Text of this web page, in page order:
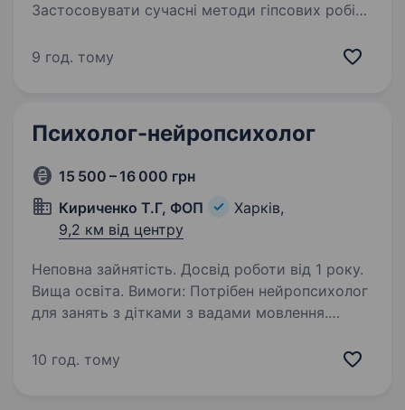
Застосовувати сучасні методи гіпсових робіт
хребті, а також при ортопедичних
9 год. тому
Психолог-нейропсихолог
15 500 – 16 000 грн
Кириченко Т.Г, ФОП
Харків,
9,2 км від центру
Неповна зайнятість. Досвід роботи від 1 року.
Вища освіта. Вимоги: Потрібен нейропсихолог
для занять з дітками з вадами мовлення.
Місце роботи: проспект Ювілейний, буд. 67 б
10 год. тому